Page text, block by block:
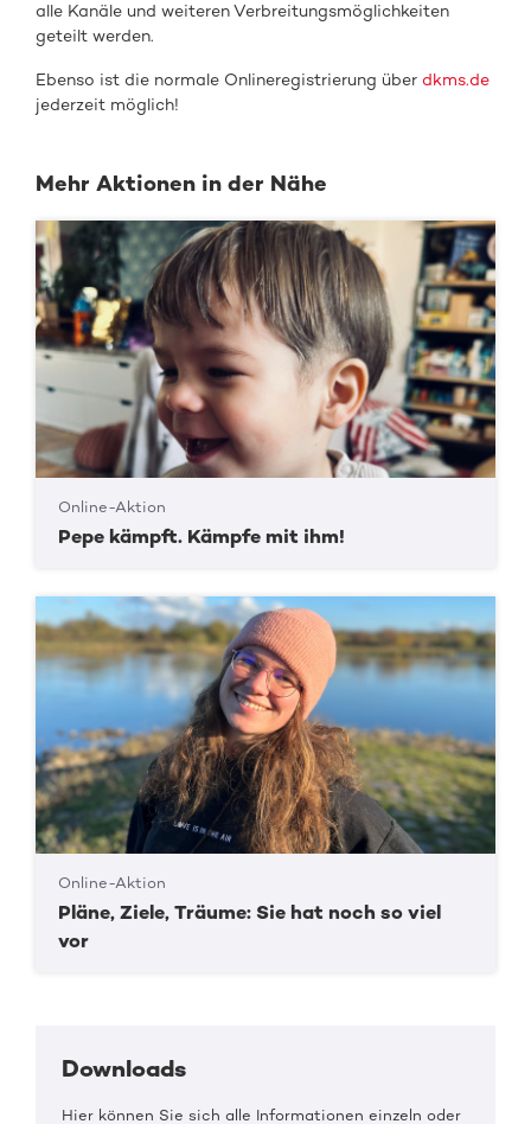
alle Kanäle und weiteren Verbreitungsmöglichkeiten
geteilt werden.
Ebenso ist die normale Onlineregistrierung überdkms.de
jederzeit möglich!
Mehr Aktionen in der Nähe
Online-Aktion
Pepe kämpft. Kämpfe mit ihm!
Online-Aktion
Pläne, Ziele, Träume: Sie hat noch so viel
vor
Downloads
Hier können Sie sich alle Informationen einzeln oder